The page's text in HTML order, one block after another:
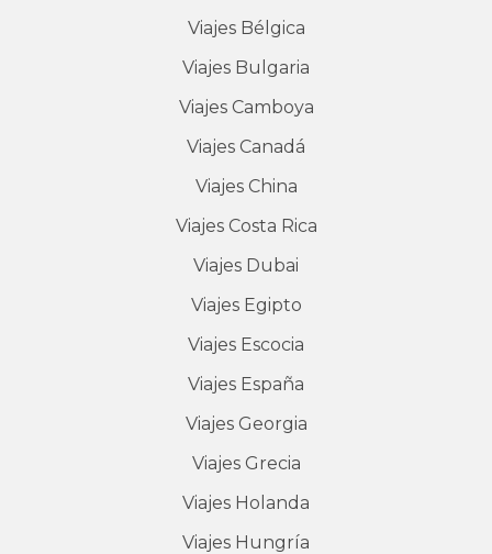
ViajesBélgica
Viajes Bulgaria
ViajesCamboya
Viajes Canadá
ViajesChina
ViajesCosta Rica
Viajes Dubai
ViajesEgipto
Viajes Escocia
Viajes España
ViajesGeorgia
ViajesGrecia
Viajes Holanda
Viajes Hungría